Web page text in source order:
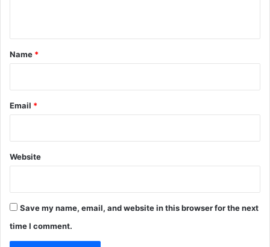
*
Name *
Email *
Website
Save my name, email, and website in this browser for the next
time I comment.